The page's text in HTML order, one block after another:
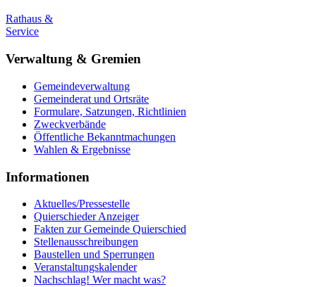
Rathaus &
Service
Verwaltung & Gremien
Gemeindeverwaltung
Gemeinderat und Ortsräte
Formulare, Satzungen, Richtlinien
Zweckverbände
Öffentliche Bekanntmachungen
Wahlen & Ergebnisse
Informationen
Aktuelles/Pressestelle
Quierschieder Anzeiger
Fakten zur Gemeinde Quierschied
Stellenausschreibungen
Baustellen und Sperrungen
Veranstaltungskalender
Nachschlag! Wer macht was?